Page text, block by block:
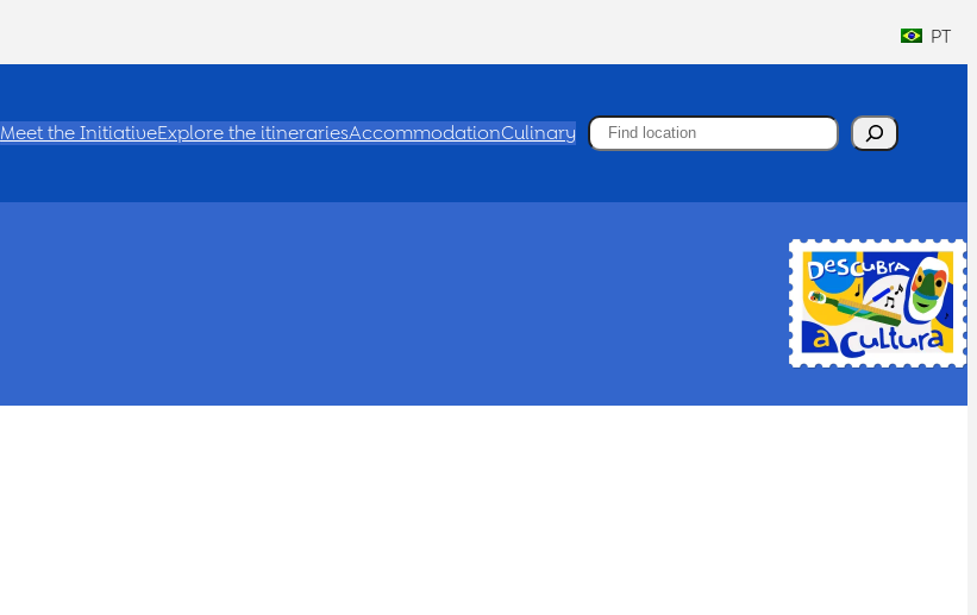
PT
Meet the InitiativeExplore the itinerariesAccommodationCulinary Search